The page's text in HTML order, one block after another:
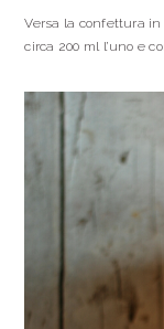
Versa la confettura
circa 200 ml l’uno e